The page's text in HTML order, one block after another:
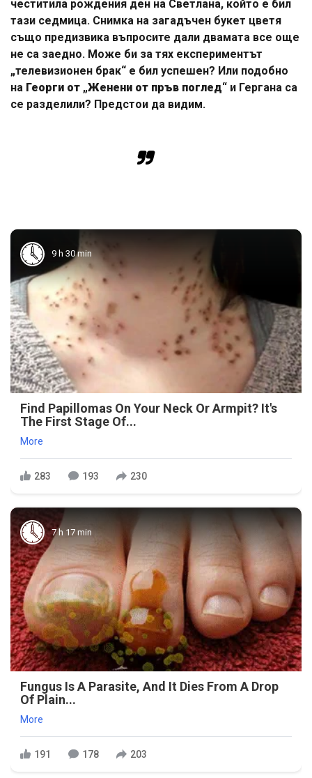
честитила рождения ден на Светлана, който е бил
тази седмица. Снимка на загадъчен букет цветя
също предизвика въпросите дали двамата все още
не са заедно. Може би за тях експериментът
„телевизионен брак“ е бил успешен? Или подобно
на Георги от „Женени от пръв поглед“ и Гергана са
се разделили? Предстои да видим.
9 h 30 min
Find Papillomas On Your Neck Or Armpit? It's
The First Stage Of...
More
283 193 230
7 h 17 min
Fungus Is A Parasite, And It Dies From A Drop
Of Plain...
More
191 178 203